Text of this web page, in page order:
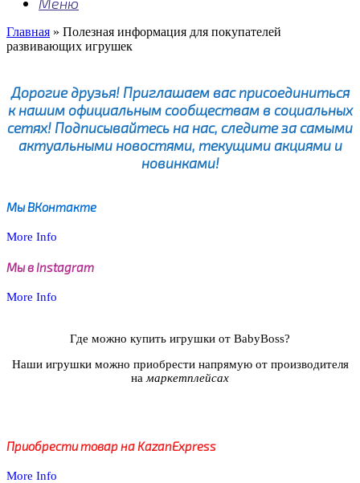
Главная » Полезная информация для покупателей
развивающих игрушек
Дорогие друзья! Приглашаем вас присоединиться
к нашим официальным сообществам в социальных
сетях! Подписывайтесь на нас, следите за самыми
актуальными новостями, текущими акциями и
новинками!
Мы ВКонтакте
More Info
Мы в Instagram
More Info
Где можно купить игрушки от BabyBoss?
Наши игрушки можно приобрести напрямую от производителя
на маркетплейсах
Приобрести товар на KazanExpress
More Info